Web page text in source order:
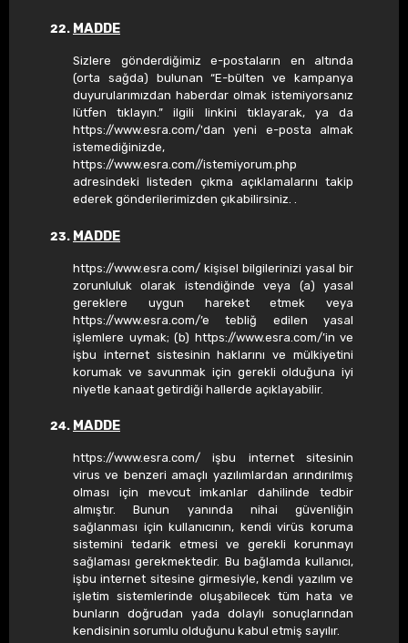
MADDE
Sizlere gönderdiğimiz e-postaların en altında
(orta sağda) bulunan “E-bülten ve kampanya
duyurularımızdan haberdar olmak istemiyorsanız
lütfen tıklayın.” ilgili linkini tıklayarak, ya da
https://www.esra.com/'dan yeni e-posta almak
istemediğinizde,
https://www.esra.com//istemiyorum.php
adresindeki listeden çıkma açıklamalarını takip
ederek gönderilerimizden çıkabilirsiniz. .
MADDE
https://www.esra.com/ kişisel bilgilerinizi yasal bir
zorunluluk olarak istendiğinde veya (a) yasal
gereklere uygun hareket etmek veya
https://www.esra.com/’e tebliğ edilen yasal
işlemlere uymak; (b) https://www.esra.com/’in ve
işbu internet sistesinin haklarını ve mülkiyetini
korumak ve savunmak için gerekli olduğuna iyi
niyetle kanaat getirdiği hallerde açıklayabilir.
MADDE
https://www.esra.com/ işbu internet sitesinin
virus ve benzeri amaçlı yazılımlardan arındırılmış
olması için mevcut imkanlar dahilinde tedbir
almıştır. Bunun yanında nihai güvenliğin
sağlanması için kullanıcının, kendi virüs koruma
sistemini tedarik etmesi ve gerekli korunmayı
sağlaması gerekmektedir. Bu bağlamda kullanıcı,
işbu internet sitesine girmesiyle, kendi yazılım ve
işletim sistemlerinde oluşabilecek tüm hata ve
bunların doğrudan yada dolaylı sonuçlarından
kendisinin sorumlu olduğunu kabul etmiş sayılır.